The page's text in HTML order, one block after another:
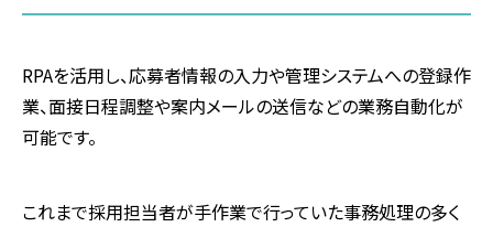
RPAを活用し、応募者情報の入力や管理システムへの登録作
業、面接日程調整や案内メールの送信などの業務自動化が
可能です。
これまで採用担当者が手作業で行っていた事務処理の多く